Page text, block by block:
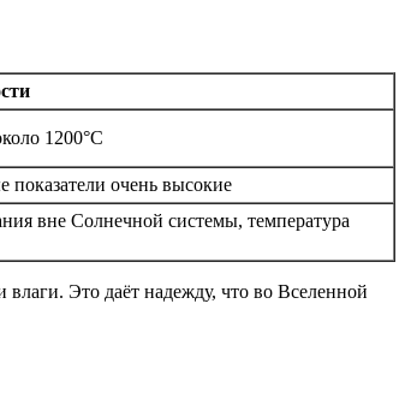
1200°C
очень высокие
вне Солнечной системы, температура
Это даёт надежду, что во Вселенной